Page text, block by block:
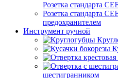
Розетка стандарта
Розетка стандарта
предохранителем
Инструмент ручной
шестигранником